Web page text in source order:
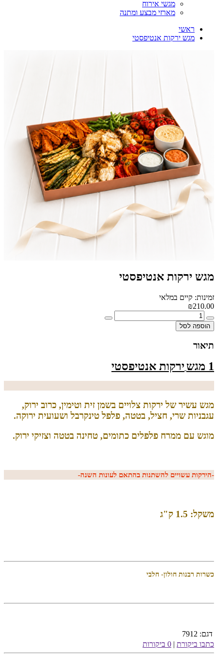
מגשי אירוח
מארזי מבצע ומתנה
ראשי
מגש ירקות אנטיפסטי
מגש ירקות אנטיפסטי
זמינות: קיים במלאי
₪210.00
הוספה לסל
תיאור
1 מגש ירקות אנטיפסטי
מגש עשיר של ירקות צלויים בשמן זית וטימין, כרוב ירוק,
עגבניות שרי, חציל, בטטה, פלפל טינקרבל ושעועית ירוקה.
מוגש עם ממרח פלפלים כתומים, טחינה בטטה וצזיקי ירוק.
-הירקות עשויים להשתנות בהתאם לעונות השנה-
משקל: 1.5 ק"ג
כשרות רבנות חולון- חלבי
דגם: 7912
כתבו ביקורת | 0 ביקורות